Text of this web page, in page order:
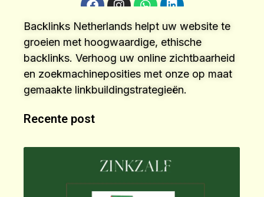
Backlinks Netherlands helpt uw website te
groeien met hoogwaardige, ethische
backlinks. Verhoog uw online zichtbaarheid
en zoekmachineposities met onze op maat
gemaakte linkbuildingstrategieën.
Recente post